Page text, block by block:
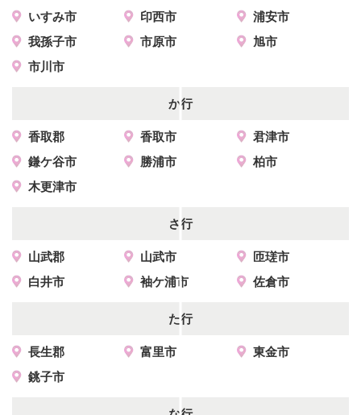
いすみ市
印西市
浦安市
我孫子市
市原市
旭市
市川市
か行
香取郡 香取市
君津市
鎌ケ谷市
勝浦市
柏市
木更津市
さ行
山武郡 山武市
匝瑳市
白井市
袖ケ浦市 佐倉市
た行
長生郡 富里市
東金市
銚子市